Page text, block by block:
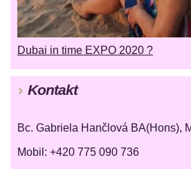
Dubai in time EXPO 2020 ?
Kontakt
Bc. Gabriela Hančlová BA(Hons),
Mobil: +420 775 090 736